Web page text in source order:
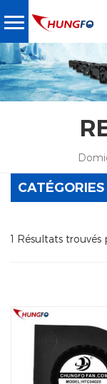
CATÉGORIES
1 Résultats